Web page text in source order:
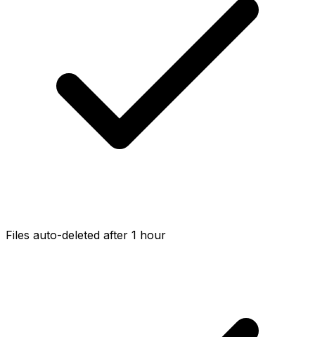
Files auto-deleted after 1 hour